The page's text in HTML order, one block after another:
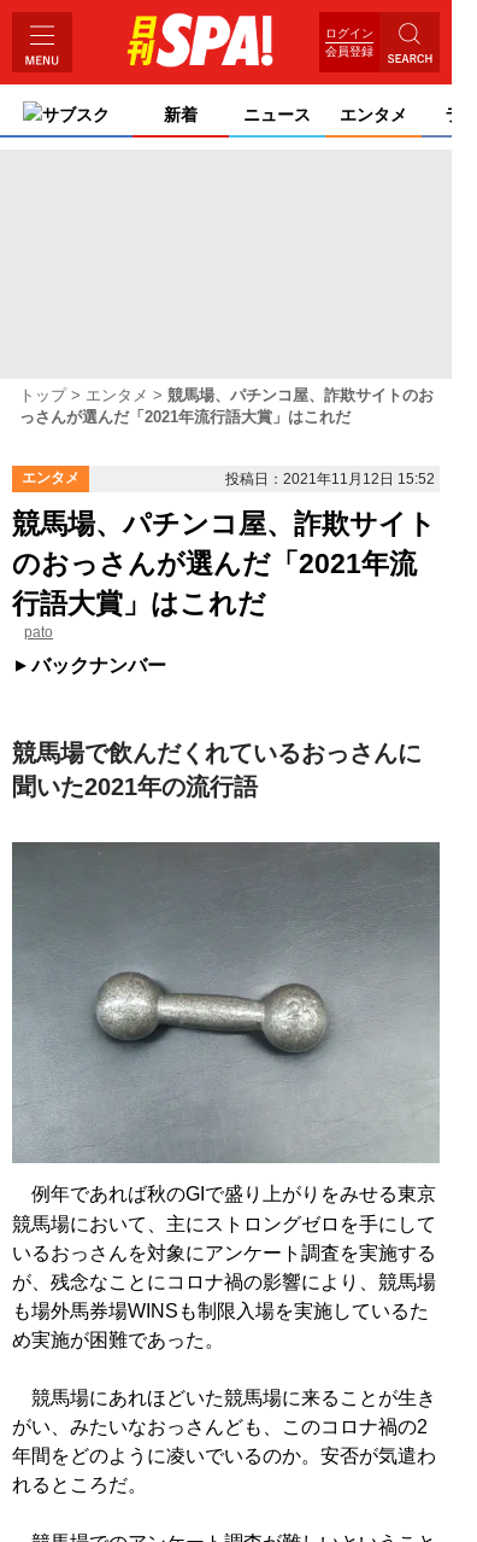
ログイン
会員登録
サブスク 新着 ニュース エンタメ ライ
トップ エンタメ
競馬場、パチンコ屋、詐欺サイトのお
っさんが選んだ「2021年流行語大賞」はこれだ
エンタメ 投稿日：2021年11月12日 15:52
競馬場、パチンコ屋、詐欺サイト
のおっさんが選んだ「2021年流
行語大賞」はこれだ
pato
バックナンバー
競馬場で飲んだくれているおっさんに
聞いた2021年の流行語
例年であれば秋のGIで盛り上がりをみせる東京
競馬場において、主にストロングゼロを手にして
いるおっさんを対象にアンケート調査を実施する
が、残念なことにコロナ禍の影響により、競馬場
も場外馬券場WINSも制限入場を実施しているた
め実施が困難であった。
競馬場にあれほどいた競馬場に来ることが生き
がい、みたいなおっさんども、このコロナ禍の2
年間をどのように凌いでいるのか。安否が気遣わ
れるところだ。